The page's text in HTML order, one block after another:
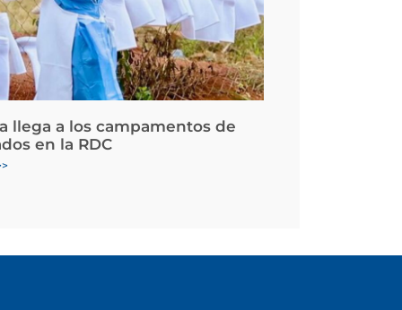
llega a los campamentos de
en la RDC